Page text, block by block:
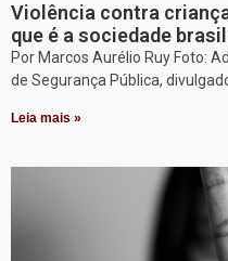
Violência contra
que é a sociedade
Por Marcos Aurélio Ruy Foto:
de Segurança Pública,
Leia mais »